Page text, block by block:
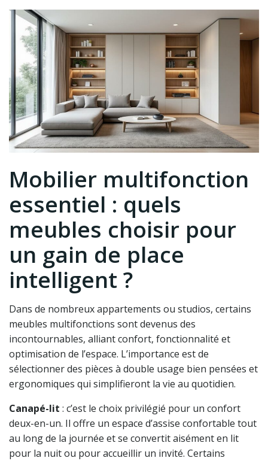
Mobilier multifonction
essentiel : quels
meubles choisir pour
un gain de place
intelligent ?
Dans de nombreux appartements ou studios, certains
meubles multifonctions sont devenus des
incontournables, alliant confort, fonctionnalité et
optimisation de l’espace. L’importance est de
sélectionner des pièces à double usage bien pensées et
ergonomiques qui simplifieront la vie au quotidien.
Canapé-lit : c’est le choix privilégié pour un confort
deux-en-un. Il offre un espace d’assise confortable tout
au long de la journée et se convertit aisément en lit
pour la nuit ou pour accueillir un invité. Certains